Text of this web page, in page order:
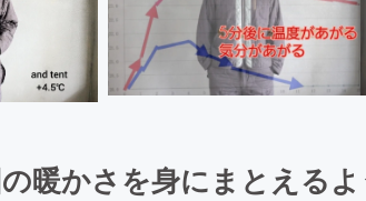
暖かさを身にまとえる